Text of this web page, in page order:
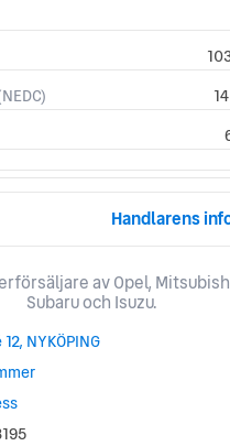
Handlarens
av Opel,
Subaru och Isuzu.
NYKÖPING